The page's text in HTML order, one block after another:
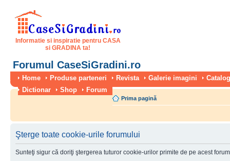
Informatie si inspiratie pentru CASA
si GRADINA ta!
Forumul CaseSiGradini.ro
Home Produse parteneri Revista Galerie imagini
Dictionar
Shop Forum
Prima pagină
Şterge toate cookie-urile forumului
Sunteţi sigur că doriţi ştergerea tuturor cookie-urilor primite de pe acest